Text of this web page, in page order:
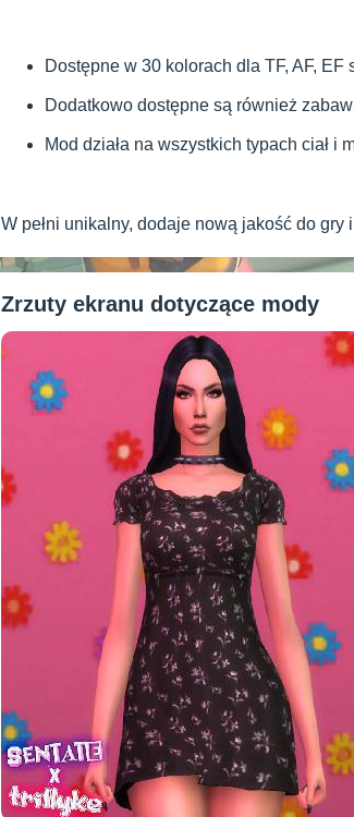
Dostępne w 30 kolorach dla TF, AF, EF
Dodatkowo dostępne są również
Mod działa na wszystkich typach ciał i
W pełni unikalny, dodaje nową jakość do
Zrzuty ekranu dotyczące mody